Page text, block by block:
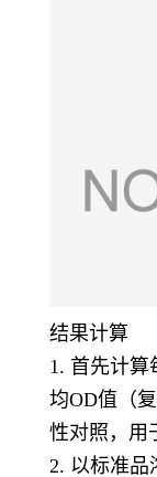
结果计算
1. 首先计算
均OD值（
性对照，用
2. 以标准品